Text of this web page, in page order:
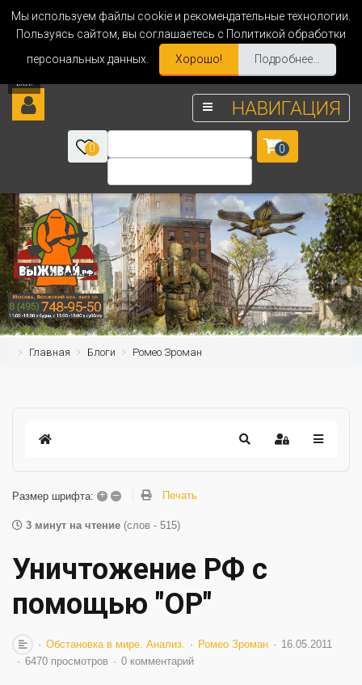
Мы используем файлы cookie и рекомендательные технологии.
Пользуясь сайтом, вы соглашаетесь с Политикой обработки
персональных данных.
Хорошо! Подробнее...
НАВИГАЦИЯ
0 0
Главная Блоги Ромео Зроман
Размер шрифта: + – Печать
3 минут на чтение (слов - 515)
Уничтожение РФ с
помощью "ОР"
Обстановка в мире. Анализ. Ромео Зроман
16.05.2011
6470 просмотров
0 комментарий